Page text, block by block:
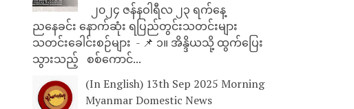
၂၀၂၄ ဇန်နဝါရီလ ၂၃ ရက်နေ့
ညနေခင်း နောက်ဆုံး ရပြည်တွင်းသတင်းများ
သတင်းခေါင်းစဉ်များ - 📌 ၁။ အိန္ဒိယသို့ ထွက်ပြေး
သွားသည့် စစ်ကောင်...
(In English) 13th Sep 2025 Morning
Myanmar Domestic News